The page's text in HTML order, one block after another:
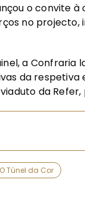
o convite à
no projecto,
a Confraria
da respetiva
da Refer,
O Túnel da Cor